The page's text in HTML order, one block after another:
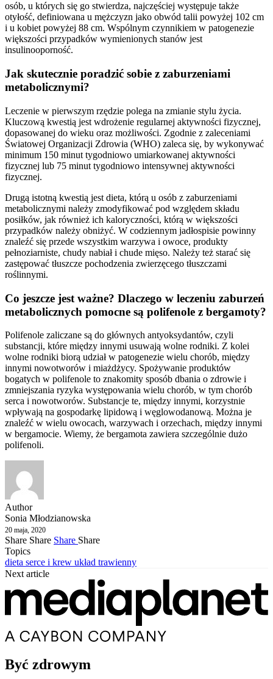
osób, u których się go stwierdza, najczęściej występuje także
otyłość, definiowana u mężczyzn jako obwód talii powyżej 102 cm
i u kobiet powyżej 88 cm. Wspólnym czynnikiem w patogenezie
większości przypadków wymienionych stanów jest
insulinooporność.
Jak skutecznie poradzić sobie z zaburzeniami
metabolicznymi?
Leczenie w pierwszym rzędzie polega na zmianie stylu życia.
Kluczową kwestią jest wdrożenie regularnej aktywności fizycznej,
dopasowanej do wieku oraz możliwości. Zgodnie z zaleceniami
Światowej Organizacji Zdrowia (WHO) zaleca się, by wykonywać
minimum 150 minut tygodniowo umiarkowanej aktywności
fizycznej lub 75 minut tygodniowo intensywnej aktywności
fizycznej.
Drugą istotną kwestią jest dieta, którą u osób z zaburzeniami
metabolicznymi należy zmodyfikować pod względem składu
posiłków, jak również ich kaloryczności, którą w większości
przypadków należy obniżyć. W codziennym jadłospisie powinny
znaleźć się przede wszystkim warzywa i owoce, produkty
pełnoziarniste, chudy nabiał i chude mięso. Należy też starać się
zastępować tłuszcze pochodzenia zwierzęcego tłuszczami
roślinnymi.
Co jeszcze jest ważne? Dlaczego w leczeniu zaburzeń
metabolicznych pomocne są polifenole z bergamoty?
Polifenole zaliczane są do głównych antyoksydantów, czyli
substancji, które między innymi usuwają wolne rodniki. Z kolei
wolne rodniki biorą udział w patogenezie wielu chorób, między
innymi nowotworów i miażdżycy. Spożywanie produktów
bogatych w polifenole to znakomity sposób dbania o zdrowie i
zmniejszania ryzyka występowania wielu chorób, w tym chorób
serca i nowotworów. Substancje te, między innymi, korzystnie
wpływają na gospodarkę lipidową i węglowodanową. Można je
znaleźć w wielu owocach, warzywach i orzechach, między innymi
w bergamocie. Wiemy, że bergamota zawiera szczególnie dużo
polifenoli.
Author
Sonia Młodzianowska
20 maja, 2020
Share Share Share Share
Topics
dieta serce i krew układ trawienny
Next article
Być zdrowym